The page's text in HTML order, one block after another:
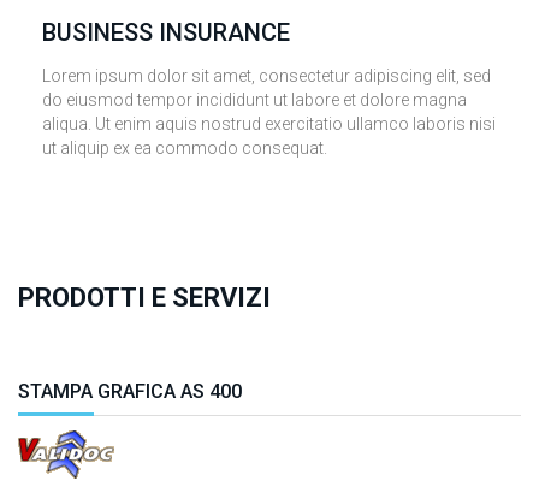
BUSINESS INSURANCE
Lorem ipsum dolor sit amet, consectetur adipiscing elit, sed
do eiusmod tempor incididunt ut labore et dolore magna
aliqua. Ut enim aquis nostrud exercitatio ullamco laboris nisi
ut aliquip ex ea commodo consequat.
PRODOTTI E SERVIZI
STAMPA GRAFICA AS 400